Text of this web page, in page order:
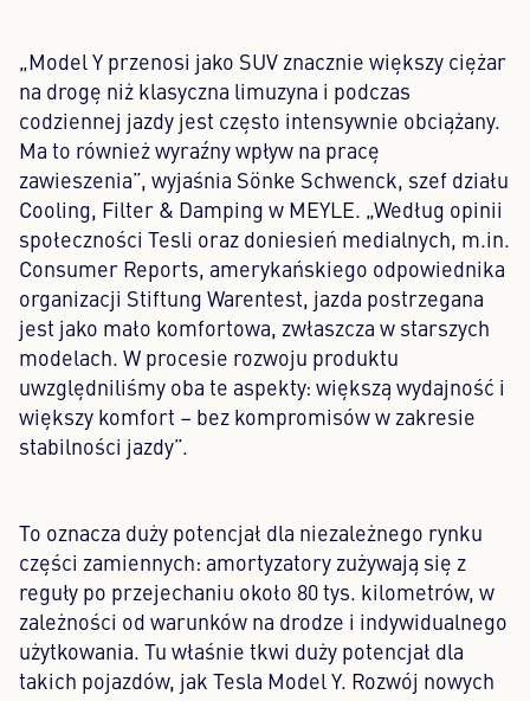
„Model Y przenosi jako SUV znacznie większy ciężar
na drogę niż klasyczna limuzyna i podczas
codziennej jazdy jest często intensywnie obciążany.
Ma to również wyraźny wpływ na pracę
zawieszenia”, wyjaśnia Sönke Schwenck, szef działu
Cooling, Filter & Damping w MEYLE. „Według opinii
społeczności Tesli oraz doniesień medialnych, m.in.
Consumer Reports, amerykańskiego odpowiednika
organizacji Stiftung Warentest, jazda postrzegana
jest jako mało komfortowa, zwłaszcza w starszych
modelach. W procesie rozwoju produktu
uwzględniliśmy oba te aspekty: większą wydajność i
większy komfort – bez kompromisów w zakresie
stabilności jazdy”.
To oznacza duży potencjał dla niezależnego rynku
części zamiennych: amortyzatory zużywają się z
reguły po przejechaniu około 80 tys. kilometrów, w
zależności od warunków na drodze i indywidualnego
użytkowania. Tu właśnie tkwi duży potencjał dla
takich pojazdów, jak Tesla Model Y. Rozwój nowych